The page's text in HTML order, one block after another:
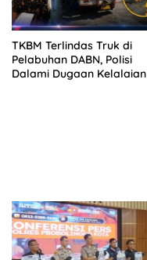
TKBM Terlindas Truk di
Pelabuhan DABN, Polisi
Dalami Dugaan Kelalaian